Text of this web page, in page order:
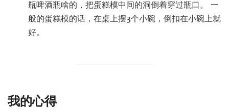
瓶啤酒瓶啥的，把蛋糕模中间的洞倒着穿过瓶口。 一
般的蛋糕模的话，在桌上摆3个小碗，倒扣在小碗上就
好。
我的心得